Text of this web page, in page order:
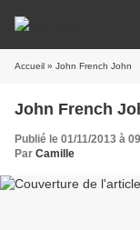
Accueil » John French John
John French
Publié le 01/11/2013 à
Par Camille